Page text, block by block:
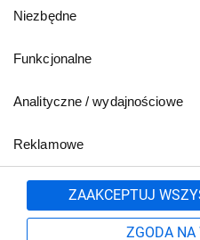
zgody
Niezbędne
Funkcjonalne
Analityczne / wydajnościowe
Reklamowe
ZAAKCEPTUJ
ZGODA NA
801 500 700